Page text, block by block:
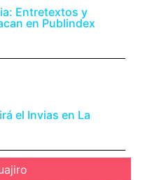
Entretextos y
en Publindex
el Invias en La